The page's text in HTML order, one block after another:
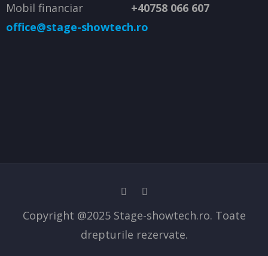
Mobil financiar +40758 066 607
office@stage-showtech.ro
Copyright @2025 Stage-showtech.ro. Toate
drepturile rezervate.